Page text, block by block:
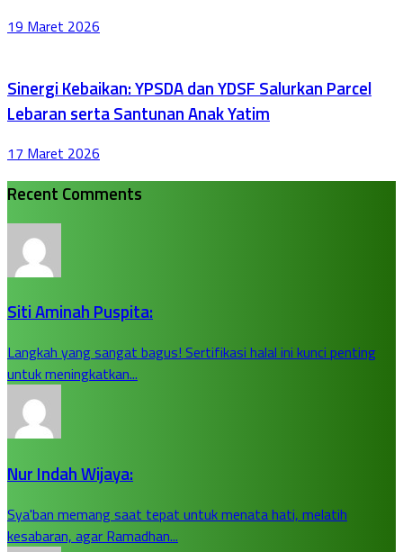
19 Maret 2026
Sinergi Kebaikan: YPSDA dan YDSF Salurkan Parcel
Lebaran serta Santunan Anak Yatim
17 Maret 2026
Recent Comments
Siti Aminah Puspita:
Langkah yang sangat bagus! Sertifikasi halal ini kunci penting
untuk meningkatkan...
Nur Indah Wijaya:
Sya'ban memang saat tepat untuk menata hati, melatih
kesabaran, agar Ramadhan...